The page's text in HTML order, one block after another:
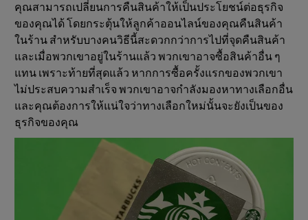
คุณสามารถเปลี่ยนการคืนสินค้าให้เป็นประโยชน์ต่อธุรกิจ
ของคุณได้ โดยกระตุ้นให้ลูกค้าออนไลน์ของคุณคืนสินค้า
ในร้าน สำหรับบางคนวิธีนี้สะดวกกว่าการไปที่จุดคืนสินค้า
และเมื่อพวกเขาอยู่ในร้านแล้ว พวกเขาอาจซื้อสินค้าอื่น ๆ
แทน เพราะท้ายที่สุดแล้ว หากการซื้อครั้งแรกของพวกเขา
ไม่ประสบความสำเร็จ พวกเขาอาจกำลังมองหาทางเลือกอื่น
และคุณต้องการให้แน่ใจว่าทางเลือกใหม่นั้นจะยังเป็นของ
ธุรกิจของคุณ